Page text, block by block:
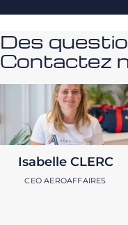
Des
Contactez
Isabelle CLERC
CEO AEROAFFAIRES